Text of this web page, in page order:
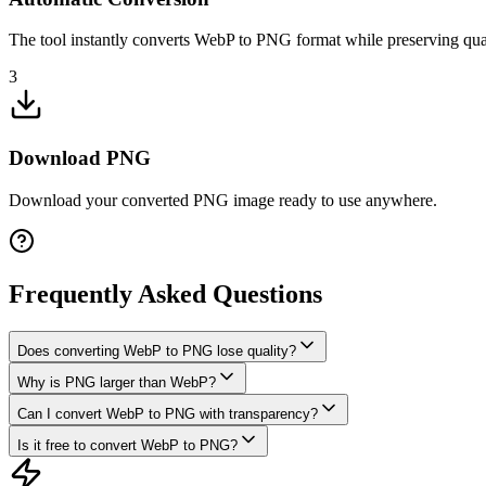
The tool instantly converts WebP to PNG format while preserving
3
Download PNG
Download your converted PNG image ready to use anywhere.
Frequently Asked Questions
Does converting WebP to PNG lose quality?
Why is PNG larger than WebP?
Can I convert WebP to PNG with transparency?
Is it free to convert WebP to PNG?